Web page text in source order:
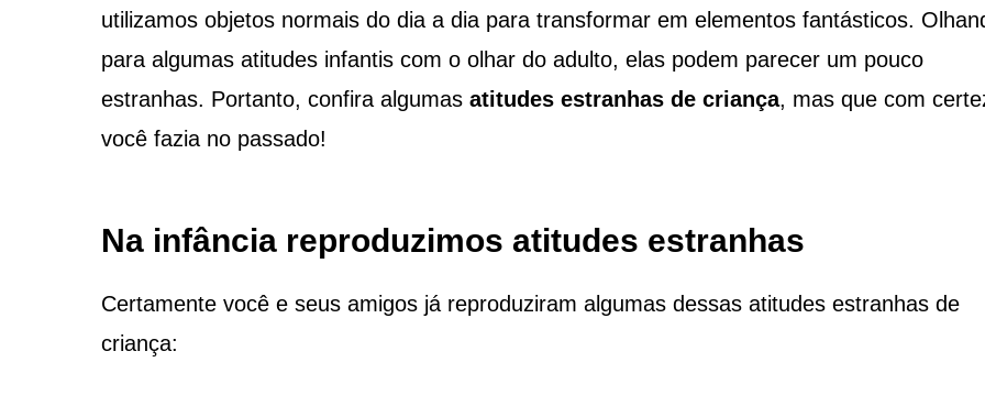
utilizamos objetos normais do dia a dia para transformar em elementos fantásticos.
para algumas atitudes infantis com o olhar do adulto, elas podem parecer um pouco
estranhas. Portanto, confira algumas atitudes estranhas de criança, mas que com
você fazia no passado!
Na infância reproduzimos atitudes estranhas
Certamente você e seus amigos já reproduziram algumas dessas atitudes estranhas de
criança: